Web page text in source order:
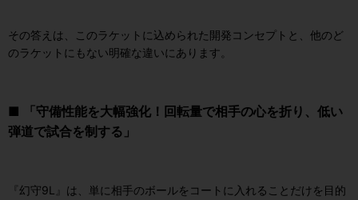
その答えは、このラケットに込められた開発コンセプトと、他のど
のラケットにもない明確な違いにあります。
■ 「守備性能を大幅強化！回転量で相手の心を折り、低い
弾道で試合を制する」
『幻守9L』は、単に相手のボールをコートに入れることだけを目的